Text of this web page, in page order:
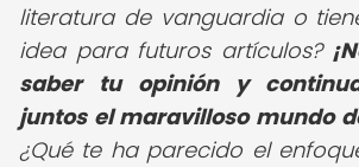
literatura de vanguardia o
idea para futuros artículos?
saber tu opinión y
juntos el maravilloso mundo
¿Qué te ha parecido el